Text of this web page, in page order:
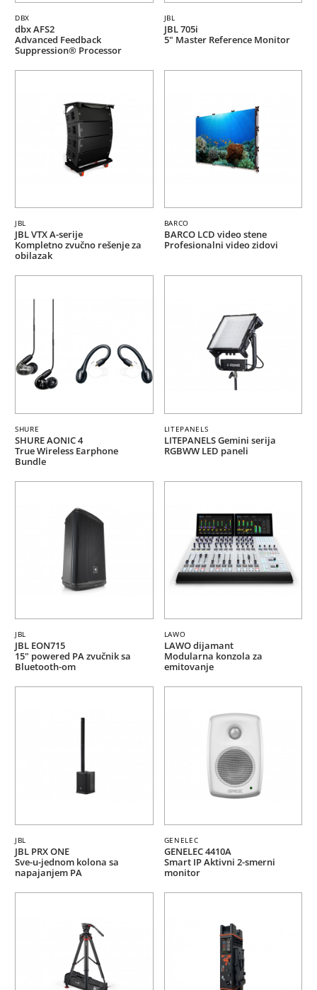
DBX
dbx AFS2
Advanced Feedback
Suppression® Processor
JBL
JBL 705i
5" Master Reference Monitor
JBL
JBL VTX A-serije
Kompletno zvučno rešenje za
obilazak
BARCO
BARCO LCD video stene
Profesionalni video zidovi
SHURE
SHURE AONIC 4
True Wireless Earphone
Bundle
LITEPANELS
LITEPANELS Gemini serija
RGBWW LED paneli
JBL
JBL EON715
15" powered PA zvučnik sa
Bluetooth-om
LAWO
LAWO dijamant
Modularna konzola za
emitovanje
JBL
JBL PRX ONE
Sve-u-jednom kolona sa
napajanjem PA
GENELEC
GENELEC 4410A
Smart IP Aktivni 2-smerni
monitor